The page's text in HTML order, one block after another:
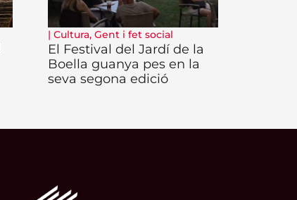
| Cultura, Gent i fet social
El Festival del Jardí de la
Boella guanya pes en la
seva segona edició